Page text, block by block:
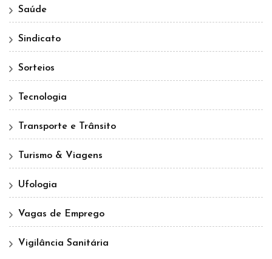
Saúde
Sindicato
Sorteios
Tecnologia
Transporte e Trânsito
Turismo & Viagens
Ufologia
Vagas de Emprego
Vigilância Sanitária